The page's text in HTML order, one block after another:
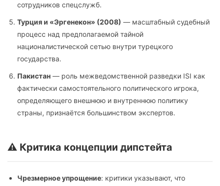
сотрудников спецслужб.
Турция и «Эргенекон» (2008) — масштабный судебный
процесс над предполагаемой тайной
националистической сетью внутри турецкого
государства.
Пакистан — роль межведомственной разведки ISI как
фактически самостоятельного политического игрока,
определяющего внешнюю и внутреннюю политику
страны, признаётся большинством экспертов.
⚠️ Критика концепции дипстейта
Чрезмерное упрощение: критики указывают, что